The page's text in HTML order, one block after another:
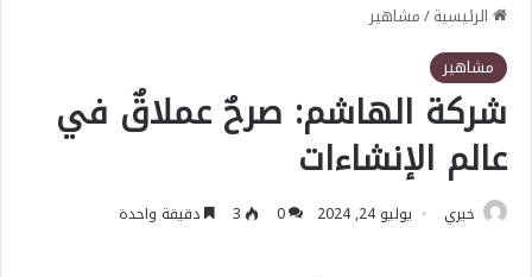
الرئيسية/مشاهير
مشاهير
شركة الهاشم: صرحٌ عملاقٌ في
عالم الإنشاءات
خيري يوليو 24, 2024 0
3 دقيقة واحدة